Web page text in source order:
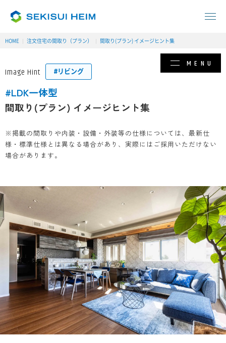
HOME 注文住宅の間取り（プラン） 間取り(プラン) イメージヒント集
MENU
Image Hint #リビング
#LDK一体型
間取り(プラン) イメージヒント集
※掲載の間取りや内装・設備・外装等の仕様については、最新仕
様・標準仕様とは異なる場合があり、実際にはご採用いただけない
場合があります。